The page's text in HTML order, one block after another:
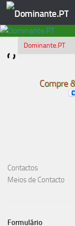
Skip to content
Compre
Contactos
Meios de Contacto
Formulário